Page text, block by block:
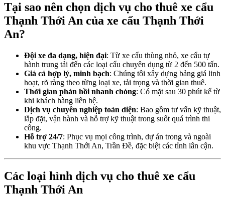
Tại sao nên chọn dịch vụ cho thuê xe cẩu
Thạnh Thới An của xe cẩu Thạnh Thới
An?
Đội xe đa dạng, hiện đại: Từ xe cẩu thùng nhỏ, xe cẩu tự
hành trung tải đến các loại cẩu chuyên dụng từ 2 đến 500 tấn.
Giá cả hợp lý, minh bạch: Chúng tôi xây dựng bảng giá linh
hoạt, rõ ràng theo từng loại xe, tải trọng và thời gian thuê.
Thời gian phản hồi nhanh chóng: Có mặt sau 30 phút kể từ
khi khách hàng liên hệ.
Dịch vụ chuyên nghiệp toàn diện: Bao gồm tư vấn kỹ thuật,
lắp đặt, vận hành và hỗ trợ kỹ thuật trong suốt quá trình thi
công.
Hỗ trợ 24/7: Phục vụ mọi công trình, dự án trong và ngoài
khu vực Thạnh Thới An, Trần Đề, đặc biệt các tỉnh lân cận.
Các loại hình dịch vụ cho thuê xe cẩu
Thạnh Thới An